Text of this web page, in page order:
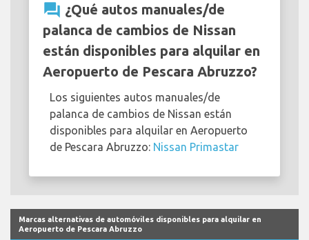
question_answer ¿Qué autos manuales/de
palanca de cambios de Nissan
están disponibles para alquilar en
Aeropuerto de Pescara Abruzzo?
Los siguientes autos manuales/de
palanca de cambios de Nissan están
disponibles para alquilar en Aeropuerto
de Pescara Abruzzo: Nissan Primastar
Marcas alternativas de automóviles disponibles para alquilar en
Aeropuerto de Pescara Abruzzo